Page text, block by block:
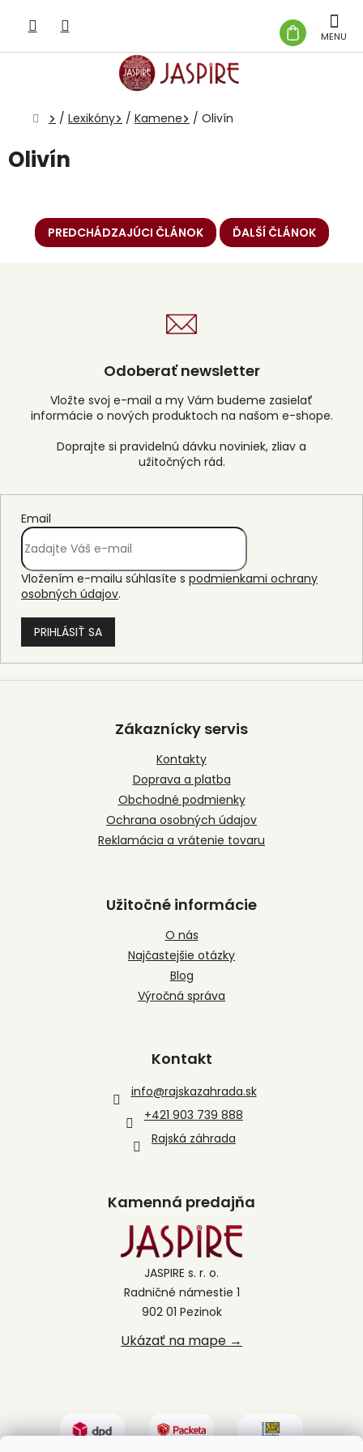
obsah
KOŠÍK
Domov
/ Lexikóny / Kamene / Olivín
Olivín
PREDCHÁDZAJÚCI ČLÁNOK ĎALŠÍ ČLÁNOK
Odoberať newsletter
Vložte svoj e-mail a my Vám budeme zasielať
informácie o nových produktoch na našom e-shope.
Email
Vložením e-mailu súhlasíte s podmienkami ochrany
osobných údajov.
PRIHLÁSIŤ SA
Z
Zákaznícky servis
Kontakty
Doprava a platba
Obchodné podmienky
Ochrana osobných údajov
Reklamácia a vrátenie tovaru
Užitočné informácie
O nás
Najčastejšie otázky
Blog
Výročná správa
Kontakt
info@rajskazahrada.sk
+421 903 739 888
Rajská záhrada
Kamenná predajňa
JASPIRE s. r. o.
Radničné námestie 1
902 01 Pezinok
Ukázať na mape →